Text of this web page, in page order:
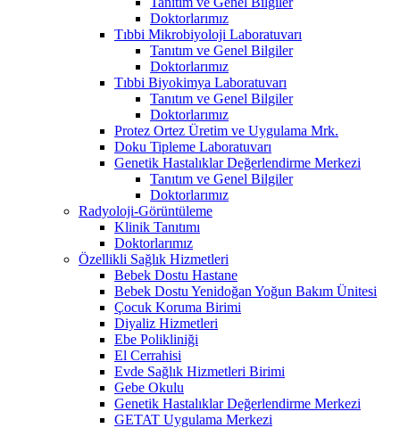
Doktorlarımız
Tıbbi Mikrobiyoloji Laboratuvarı
Tanıtım ve Genel Bilgiler
Doktorlarımız
Tıbbi Biyokimya Laboratuvarı
Tanıtım ve Genel Bilgiler
Doktorlarımız
Protez Ortez Üretim ve Uygulama Mrk.
Doku Tipleme Laboratuvarı
Genetik Hastalıklar Değerlendirme Merkezi
Tanıtım ve Genel Bilgiler
Doktorlarımız
Radyoloji-Görüntüleme
Klinik Tanıtımı
Doktorlarımız
Özellikli Sağlık Hizmetleri
Bebek Dostu Hastane
Bebek Dostu Yenidoğan Yoğun Bakım Ünitesi
Çocuk Koruma Birimi
Diyaliz Hizmetleri
Ebe Polikliniği
El Cerrahisi
Evde Sağlık Hizmetleri Birimi
Gebe Okulu
Genetik Hastalıklar Değerlendirme Merkezi
GETAT Uygulama Merkezi